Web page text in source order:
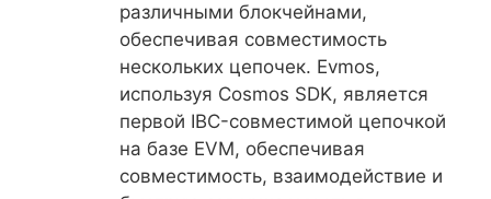
различными блокчейнами,
обеспечивая совместимость
нескольких цепочек. Evmos,
используя Cosmos SDK, является
первой IBC-совместимой цепочкой
на базе EVM, обеспечивая
совместимость, взаимодействие и